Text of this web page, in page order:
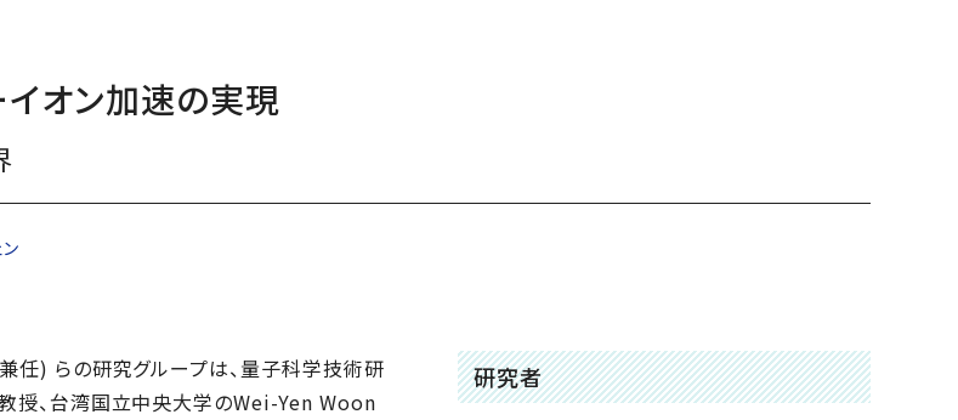
オン加速の実現
) らの研究グループは、量子科学技術研
授、台湾国立中央大学のWei-Yen Woon
研究者